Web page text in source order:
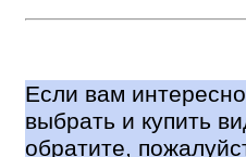
Если вам
выбрать и купить
обратите,